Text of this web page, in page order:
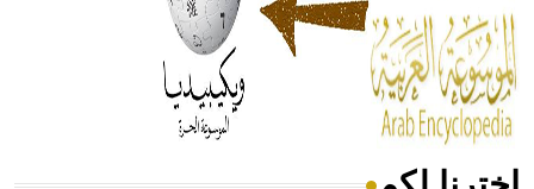
- هل تعلم أن المرجان إفراز حيواني يتكون في البحر ويتركب
من مادة كربونات الكلسيوم، وهو أحمر أو شديد الحمرة وهو
أجود أنواعه، ويمتاز بكبر الحجم ويسمى الش